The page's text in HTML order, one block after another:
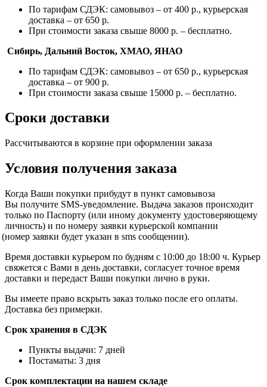
По тарифам СДЭК: самовывоз – от 400 р., курьерская
доставка – от 650 р.
При стоимости заказа свыше 8000 р. – бесплатно.
Сибирь, Дальний Восток, ХМАО, ЯНАО
По тарифам СДЭК: самовывоз – от 650 р., курьерская
доставка – от 900 р.
При стоимости заказа свыше 15000 р. – бесплатно.
Сроки доставки
Рассчитываются в корзине при оформлении заказа
Условия получения заказа
Когда Ваши покупки прибудут в пункт самовывоза
Вы получите SMS-уведомление. Выдача заказов происходит
только по Паспорту (или иному документу удостоверяющему
личность) и по номеру заявки курьерской компании
(номер заявки будет указан в sms сообщении).
Время доставки курьером по будням с 10:00 до 18:00 ч. Курьер
свяжется с Вами в день доставки, согласует точное время
доставки и передаст Ваши покупки лично в руки.
Вы имеете право вскрыть заказ только после его оплаты.
Доставка без примерки.
Срок хранения в СДЭК
Пункты выдачи: 7 дней
Постаматы: 3 дня
Срок комплектации на нашем складе